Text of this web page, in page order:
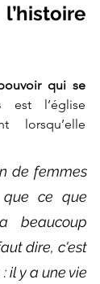
qui se
est l’église
lorsqu’elle
de femmes
que ce que
beaucoup
dire, c'est
il y a une vie